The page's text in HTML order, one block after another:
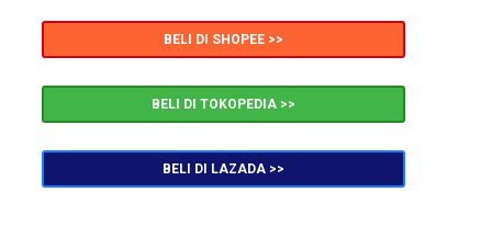
BELI DI SHOPEE >>
BELI DI TOKOPEDIA >>
BELI DI LAZADA >>